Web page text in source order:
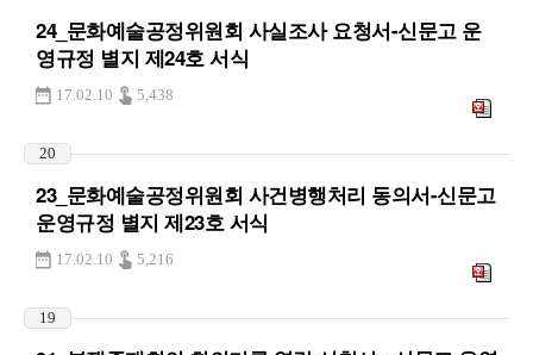
24_문화예술공정위원회 사실조사 요청서-신문고 운
영규정 별지 제24호 서식
17.02.10 5,438
20
23_문화예술공정위원회 사건병행처리 동의서-신문고
운영규정 별지 제23호 서식
17.02.10 5,216
19